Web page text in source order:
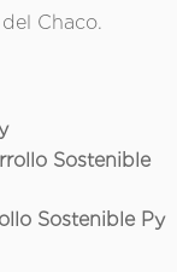
Chaco.
Sostenible
Sostenible Py